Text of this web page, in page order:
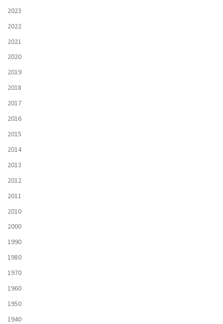
2023
2022
2021
2020
2019
2018
2017
2016
2015
2014
2013
2012
2011
2010
2000
1990
1980
1970
1960
1950
1940